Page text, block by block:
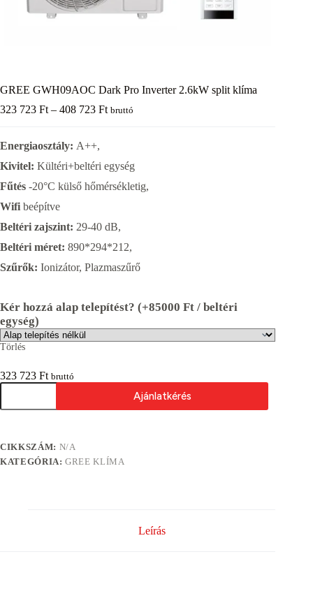
GREE GWH09AOC Dark Pro Inverter 2.6kW split klíma
323 723 Ft – 408 723 FtÁrtartomány:
723 Ft
bruttó
Energiaosztály: A++,
Kivitel: Kültéri+beltéri egység
Fűtés -20°C külső hőmérsékletig,
Wifi beépítve
Beltéri zajszint: 29-40 dB,
Beltéri méret: 890*294*212,
Szűrők: Ionizátor, Plazmaszűrő
Kér hozzá alap telepítést? (+85000 Ft / beltéri
egység)
Törlés
323 723 Ft bruttó
GREE
Dark
2.6kW
split
Ajánlatkérés
t
e
CIKKSZÁM: N/A
KATEGÓRIA:GREE KLÍMA
Leírás